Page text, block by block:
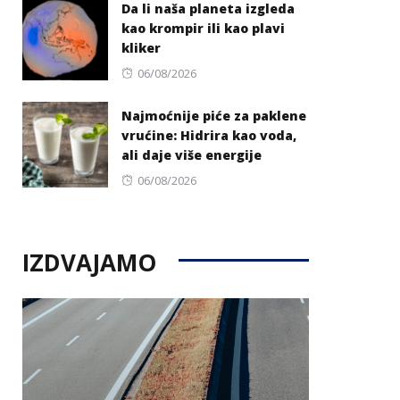
Da li naša planeta izgleda
kao krompir ili kao plavi
kliker
Posted
06/08/2026
Najmoćnije piće za paklene
vrućine: Hidrira kao voda,
ali daje više energije
Posted
06/08/2026
IZDVAJAMO